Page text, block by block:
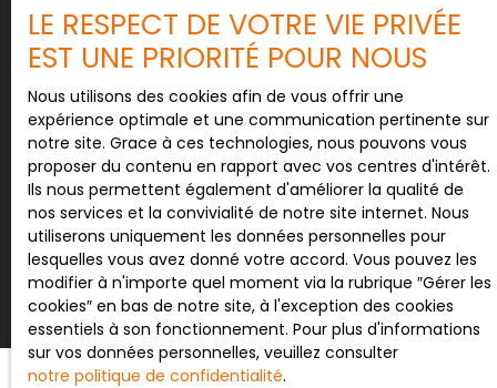
Société Worldline, Service Bloctel, CS 61311, 41013
BLOIS CEDEX.
données personnelles, veuillez consulter notre
politique de confidentialité .
Recevoir des annonces
LE RESPECT DE VOTRE VIE PRIVÉE
EST UNE PRIORITÉ POUR NOUS
Nous utilisons des cookies afin de vous offrir une
expérience optimale et une communication pertinente sur
notre site. Grace à ces technologies, nous pouvons vous
proposer du contenu en rapport avec vos centres d'intérêt.
Ils nous permettent également d'améliorer la qualité de
nos services et la convivialité de notre site internet. Nous
utiliserons uniquement les données personnelles pour
lesquelles vous avez donné votre accord. Vous pouvez les
modifier à n'importe quel moment via la rubrique ″Gérer les
cookies″ en bas de notre site, à l'exception des cookies
essentiels à son fonctionnement. Pour plus d'informations
sur vos données personnelles, veuillez consulter
notre politique de confidentialité.